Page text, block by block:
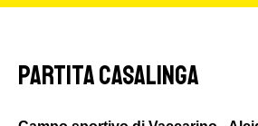
PARTITA CASALINGA